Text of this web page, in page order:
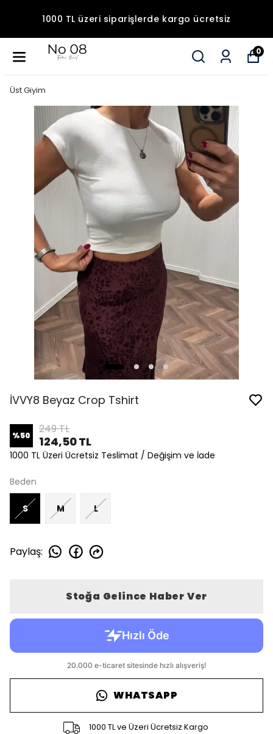
1000 TL üzeri siparişlerde kargo ücretsiz
0
Üst Giyim
İVVY8 Beyaz Crop Tshirt
%50 249 TL
124,50 TL
1000 TL Üzeri Ücretsiz Teslimat / Değişim ve İade
Beden
S M L
Paylaş:
Stoğa Gelince Haber Ver
WHATSAPP
1000 TL ve Üzeri Ücretsiz Kargo